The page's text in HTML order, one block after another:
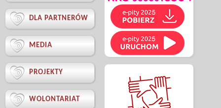
 DLA PARTNERÓW
 MEDIA
 PROJEKTY
 WOLONTARIAT